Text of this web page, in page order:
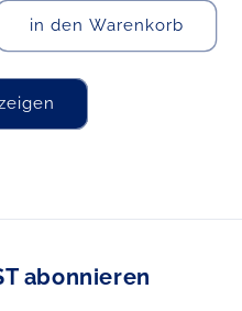
in den Warenkorb
abonnieren